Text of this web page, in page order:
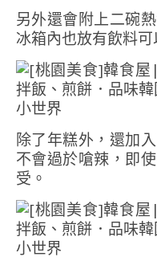
另外還會附上二碗
冰箱內也放有飲料
除了年糕外，還加
不會過於嗆辣，即
受。